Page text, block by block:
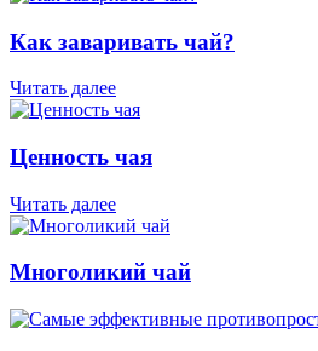
Как заваривать чай?
Читать далее
Ценность чая
Читать далее
Многоликий чай